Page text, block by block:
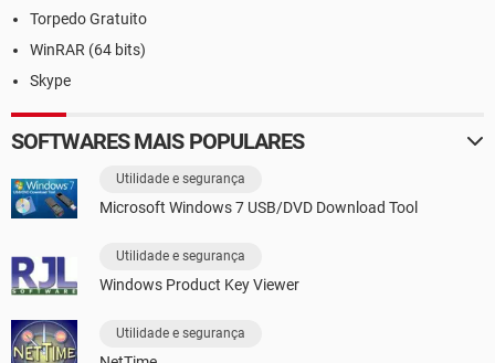
Torpedo Gratuito
WinRAR (64 bits)
Skype
SOFTWARES MAIS POPULARES
Utilidade e segurança
Microsoft Windows 7 USB/DVD Download Tool
Utilidade e segurança
Windows Product Key Viewer
Utilidade e segurança